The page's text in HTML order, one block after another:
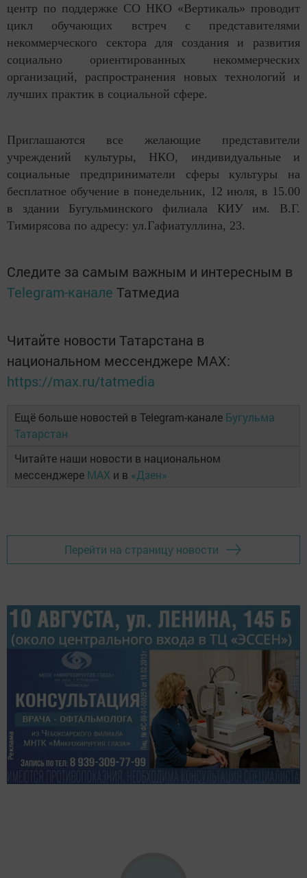
центр по поддержке СО НКО «Вертикаль» проводит
цикл обучающих встреч с представителями
некоммерческого сектора для создания и развития
социально ориентированных некоммерческих
организаций, распространения новых технологий и
лучших практик в социальной сфере.
Приглашаются все желающие представители
учреждений культуры, НКО, индивидуальные и
социальные предприниматели сферы культуры на
бесплатное обучение в понедельник, 12 июля, в 15.00
в здании Бугульминского филиала КИУ им. В.Г.
Тимирясова по адресу: ул.Гафиатуллина, 23.
Следите за самым важным и интересным в
Telegram-канале Татмедиа
Читайте новости Татарстана в
национальном мессенджере MАХ:
https://max.ru/tatmedia
Ещё больше новостей в Telegram-канале Бугульма
Татарстан
Читайте наши новости в национальном
мессенджере MAX и в «Дзен»
Перейти на страницу новости